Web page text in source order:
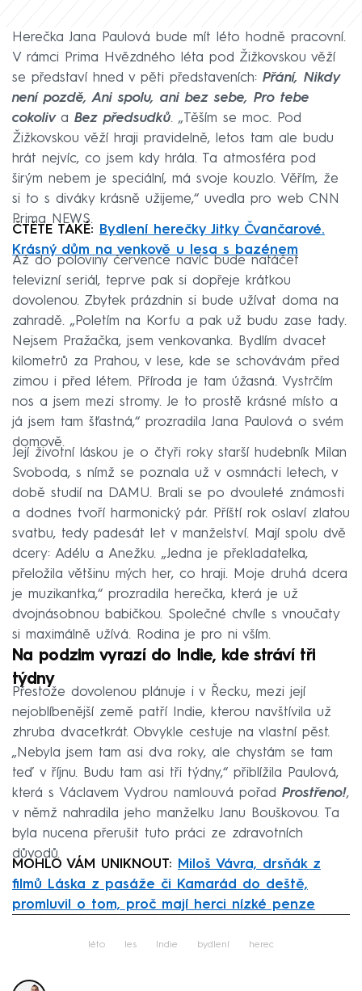
Herečka Jana Paulová bude mít léto hodně pracovní.
V rámci Prima Hvězdného léta pod Žižkovskou věží
se představí hned v pěti představeních: Přání, Nikdy
není pozdě, Ani spolu, ani bez sebe, Pro tebe
cokoliv a Bez předsudků. „Těším se moc. Pod
Žižkovskou věží hraji pravidelně, letos tam ale budu
hrát nejvíc, co jsem kdy hrála. Ta atmosféra pod
širým nebem je speciální, má svoje kouzlo. Věřím, že
si to s diváky krásně užijeme,“ uvedla pro web CNN
Prima NEWS.
ČTĚTE TAKÉ:
Bydlení herečky Jitky Čvančarové.
Krásný dům na venkově u lesa s bazénem
Až do poloviny července navíc bude natáčet
televizní seriál, teprve pak si dopřeje krátkou
dovolenou. Zbytek prázdnin si bude užívat doma na
zahradě. „Poletím na Korfu a pak už budu zase tady.
Nejsem Pražačka, jsem venkovanka. Bydlím dvacet
kilometrů za Prahou, v lese, kde se schovávám před
zimou i před létem. Příroda je tam úžasná. Vystrčím
nos a jsem mezi stromy. Je to prostě krásné místo a
já jsem tam šťastná,“ prozradila Jana Paulová o svém
domově.
Její životní láskou je o čtyři roky starší hudebník Milan
Svoboda, s nímž se poznala už v osmnácti letech, v
době studií na DAMU. Brali se po dvouleté známosti
a dodnes tvoří harmonický pár. Příští rok oslaví zlatou
svatbu, tedy padesát let v manželství. Mají spolu dvě
dcery: Adélu a Anežku. „Jedna je překladatelka,
přeložila většinu mých her, co hraji. Moje druhá dcera
je muzikantka,“ prozradila herečka, která je už
dvojnásobnou babičkou. Společné chvíle s vnoučaty
si maximálně užívá. Rodina je pro ni vším.
Na podzim vyrazí do Indie, kde stráví tři
týdny
Přestože dovolenou plánuje i v Řecku, mezi její
nejoblíbenější země patří Indie, kterou navštívila už
zhruba dvacetkrát. Obvykle cestuje na vlastní pěst.
„Nebyla jsem tam asi dva roky, ale chystám se tam
teď v říjnu. Budu tam asi tři týdny,“ přiblížila Paulová,
která s Václavem Vydrou namlouvá pořad Prostřeno!,
v němž nahradila jeho manželku Janu Bouškovou. Ta
byla nucena přerušit tuto práci ze zdravotních
důvodů.
MOHLO VÁM UNIKNOUT:
Miloš Vávra, drsňák z
filmů Láska z pasáže či Kamarád do deště,
promluvil o tom, proč mají herci nízké penze
léto les Indie bydlení herec